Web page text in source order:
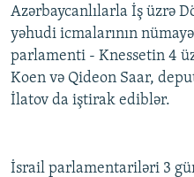
Azərbaycanlılarla İş üzrə
yəhudi icmalarının
parlamenti - Knessetin 4
Koen və Qideon Saar,
İlatov da iştirak ediblər.
İsrail parlamentariləri 3